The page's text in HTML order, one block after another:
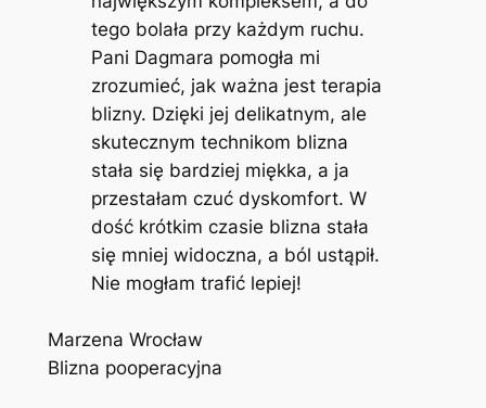
tego bolała przy każdym ruchu.
Pani Dagmara pomogła mi
zrozumieć, jak ważna jest terapia
blizny. Dzięki jej delikatnym, ale
skutecznym technikom blizna
stała się bardziej miękka, a ja
przestałam czuć dyskomfort. W
dość krótkim czasie blizna stała
się mniej widoczna, a ból ustąpił.
Nie mogłam trafić lepiej!
Marzena Wrocław
Blizna pooperacyjna